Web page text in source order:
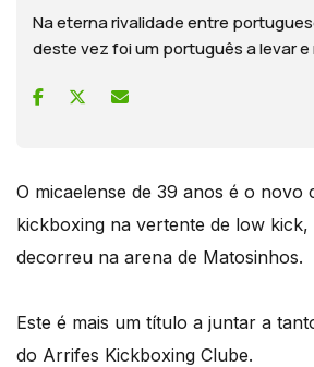
Na eterna rivalidade entre
deste vez foi um português a levar e
O micaelense de 39 anos é o novo
kickboxing na vertente de low
decorreu na arena de Matosinhos.
Este é mais um título a juntar a
do Arrifes Kickboxing Clube.